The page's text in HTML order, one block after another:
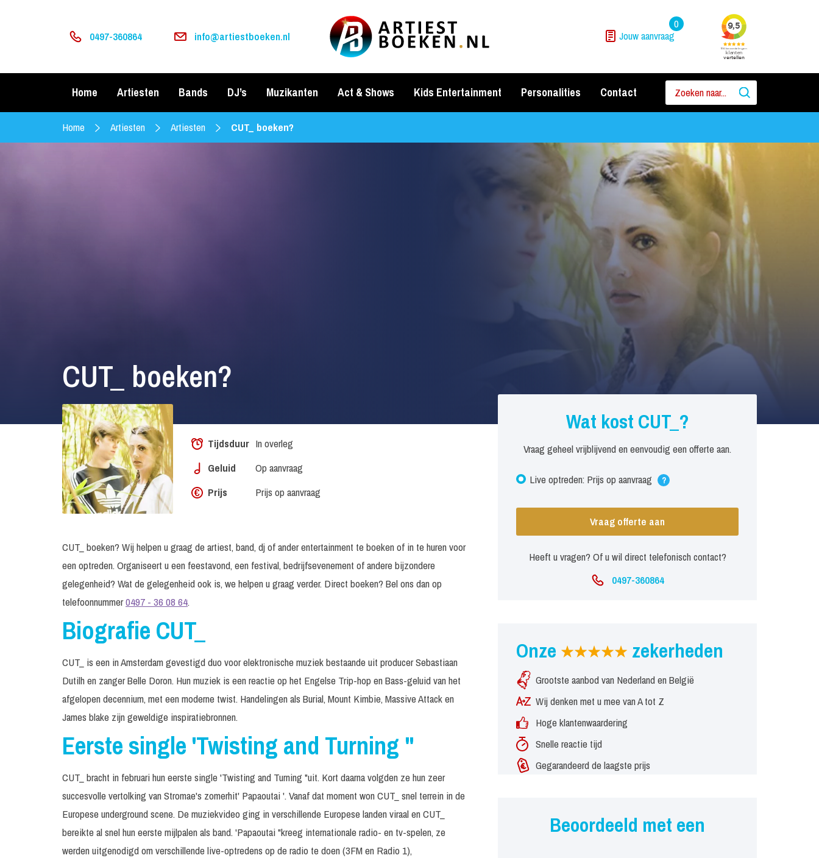
0497-360864 info@artiestboeken.nl Jouw aanvraag
0
Home Artiesten Bands DJ’s Muzikanten Act & Shows Kids Entertainment Personalities Contact
Home Artiesten Artiesten CUT_ boeken?
CUT_ boeken?
Tijdsduur In overleg
Geluid
Op aanvraag
Prijs
Prijs op aanvraag
CUT_ boeken? Wij helpen u graag de artiest, band, dj of ander entertainment te boeken of in te huren voor
een optreden. Organiseert u een feestavond, een festival, bedrijfsevenement of andere bijzondere
gelegenheid? Wat de gelegenheid ook is, we helpen u graag verder. Direct boeken? Bel ons dan op
telefoonnummer0497 - 36 08 64.
Biografie CUT_
CUT_ is een in Amsterdam gevestigd duo voor elektronische muziek bestaande uit producer Sebastiaan
Dutilh en zanger Belle Doron. Hun muziek is een reactie op het Engelse Trip-hop en Bass-geluid van het
afgelopen decennium, met een moderne twist. Handelingen als Burial, Mount Kimbie, Massive Attack en
James blake zijn geweldige inspiratiebronnen.
Eerste single 'Twisting and Turning "
CUT_ bracht in februari hun eerste single 'Twisting and Turning "uit. Kort daarna volgden ze hun zeer
succesvolle vertolking van Stromae's zomerhit' Papaoutai '. Vanaf dat moment won CUT_ snel terrein in de
Europese underground scene. De muziekvideo ging in verschillende Europese landen viraal en CUT_
bereikte al snel hun eerste mijlpalen als band. 'Papaoutai "kreeg internationale radio- en tv-spelen, ze
werden uitgenodigd om verschillende live-optredens op de radio te doen (3FM en Radio 1),
Wat kost CUT_?
Vraag geheel vrijblijvend en eenvoudig een offerte aan.
Live optreden: Prijs op aanvraag ?
Vraag offerte aan
Heeft u vragen? Of u wil direct telefonisch contact?
0497-360864
Onze zekerheden
Grootste aanbod van Nederland en België
Wij denken met u mee van A tot Z
Hoge klantenwaardering
Snelle reactie tijd
Gegarandeerd de laagste prijs
Beoordeeld met een